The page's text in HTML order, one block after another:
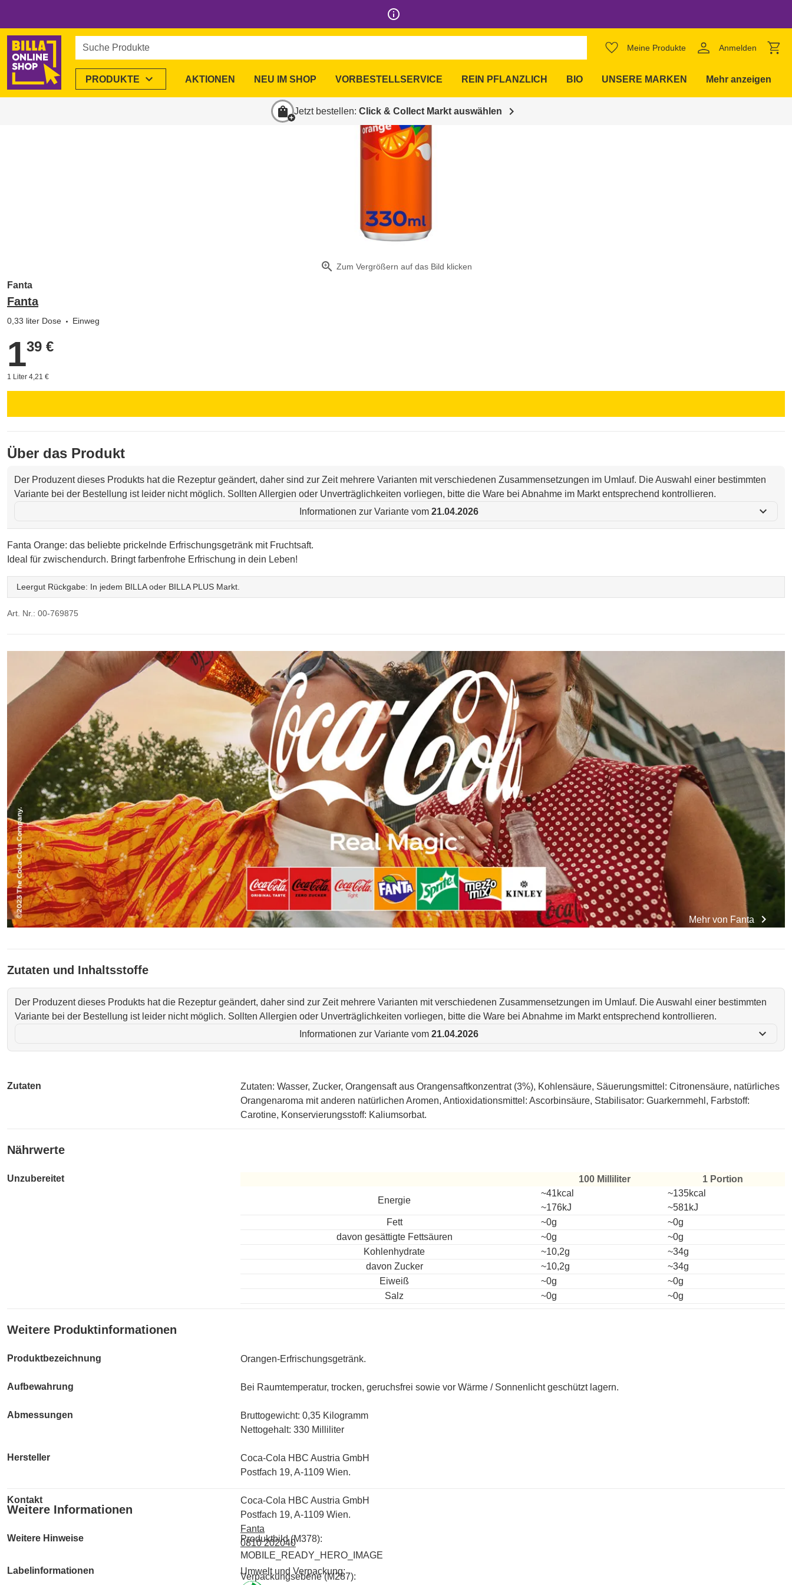
info_outline
Suche Produkte
Meine Produkte Anmelden
PRODUKTE expand_more AKTIONEN NEU IM SHOP VORBESTELLSERVICE REIN PFLANZLICH BIO UNSERE MARKEN Mehr anzeigen
shopping_bag Jetzt bestellen: Click & Collect Markt auswählen chevron_right
favorite_border
zoom_in Zum Vergrößern auf das Bild klicken
Fanta
Fanta
0,33 liter Dose Einweg
1,39 €
139 €
1 Liter 4,21 €
Über das Produkt
Der Produzent dieses Produkts hat die Rezeptur geändert, daher sind zur Zeit mehrere Varianten mit verschiedenen Zusammensetzungen im Umlauf. Die Auswahl einer bestimmten
Variante bei der Bestellung ist leider nicht möglich. Sollten Allergien oder Unverträglichkeiten vorliegen, bitte die Ware bei Abnahme im Markt entsprechend kontrollieren.
Informationen zur Variante vom 21.04.2026 expand_more
Fanta Orange: das beliebte prickelnde Erfrischungsgetränk mit Fruchtsaft.
Ideal für zwischendurch. Bringt farbenfrohe Erfrischung in dein Leben!
Leergut Rückgabe: In jedem BILLA oder BILLA PLUS Markt.
Art. Nr.: 00-769875
Mehr von Fanta chevron_right
Zutaten und Inhaltsstoffe
Der Produzent dieses Produkts hat die Rezeptur geändert, daher sind zur Zeit mehrere Varianten mit verschiedenen Zusammensetzungen im Umlauf. Die Auswahl einer bestimmten
Variante bei der Bestellung ist leider nicht möglich. Sollten Allergien oder Unverträglichkeiten vorliegen, bitte die Ware bei Abnahme im Markt entsprechend kontrollieren.
Informationen zur Variante vom 21.04.2026 expand_more
Zutaten
Zutaten: Wasser, Zucker, Orangensaft aus Orangensaftkonzentrat (3%), Kohlensäure, Säuerungsmittel: Citronensäure, natürliches
Orangenaroma mit anderen natürlichen Aromen, Antioxidationsmittel: Ascorbinsäure, Stabilisator: Guarkernmehl, Farbstoff:
Carotine, Konservierungsstoff: Kaliumsorbat.
Nährwerte
Unzubereitet
100 Milliliter 1 Portion
Energie
~41kcal
~176kJ
~135kcal
~581kJ
Fett
~0g
~0g
davon gesättigte Fettsäuren
~0g
~0g
Kohlenhydrate
~10,2g
~34g
davon Zucker
~10,2g
~34g
Eiweiß
~0g
~0g
Salz
~0g ~0g
Weitere Produktinformationen
Produktbezeichnung Orangen-Erfrischungsgetränk.
Aufbewahrung Bei Raumtemperatur, trocken, geruchsfrei sowie vor Wärme / Sonnenlicht geschützt lagern.
Abmessungen
Bruttogewicht: 0,35 Kilogramm
Nettogehalt: 330 Milliliter
Hersteller
Coca-Cola HBC Austria GmbH
Postfach 19, A-1109 Wien.
Kontakt
Coca-Cola HBC Austria GmbH
Postfach 19, A-1109 Wien.
Fanta
0810 202040
Labelinformationen Umwelt und Verpackung:
Weitere Informationen
Weitere Hinweise
Produktbild (M378):
MOBILE_READY_HERO_IMAGE
Verpackungsebene (M287):